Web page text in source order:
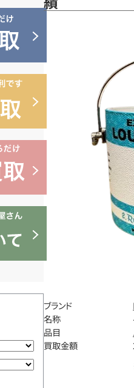
ブランド
名称
品目
買取金額